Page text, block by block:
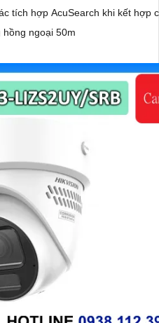
tích hợp AcuSearch khi kết hợp
ngoại 50m